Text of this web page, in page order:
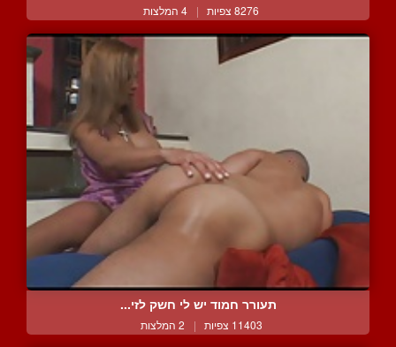
8276 צפיות | 4 המלצות
תעורר חמוד יש לי חשק לזי...
11403 צפיות | 2 המלצות